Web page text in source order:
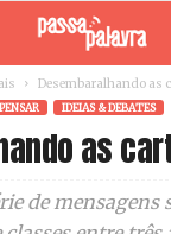
Desembaralhando as
PENSAR IDEIAS & DEBATES
as
de mensagens